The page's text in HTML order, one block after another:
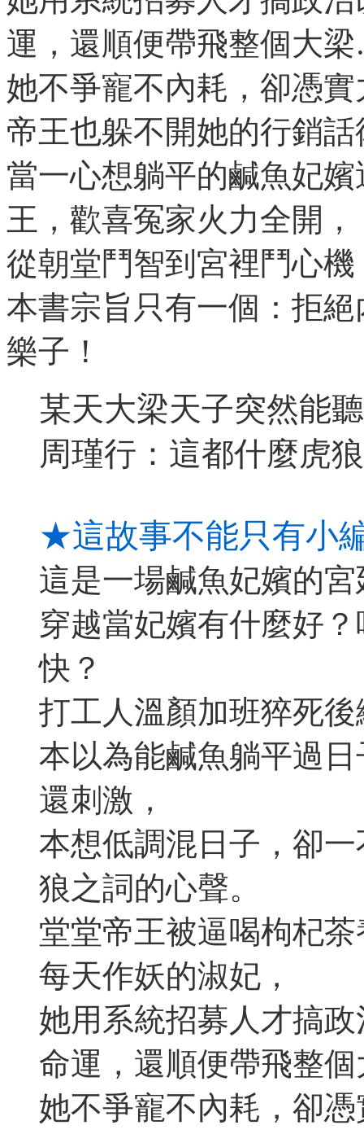
運，還順便帶飛整個大
她不爭寵不內耗，卻憑
帝王也躲不開她的行銷
當一心想躺平的鹹魚妃
王，歡喜冤家火力全開，
從朝堂鬥智到宮裡鬥心
本書宗旨只有一個：拒
樂子！
某天大梁天子突然能
周瑾行：這都什麼虎
★這故事不能只有小
這是一場鹹魚妃嬪的
穿越當妃嬪有什麼好
快？
打工人溫顏加班猝死
本以為能鹹魚躺平過
還刺激，
本想低調混日子，卻
狼之詞的心聲。
堂堂帝王被逼喝枸杞
每天作妖的淑妃，
她用系統招募人才搞
命運，還順便帶飛整
她不爭寵不內耗，卻